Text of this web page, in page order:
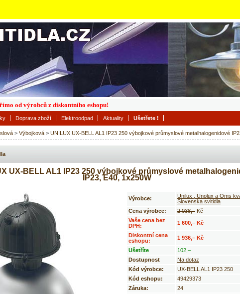
> Výbojková > UNILUX UX-BELL AL1 IP23 250 výbojkové průmyslové metalhalogenidové
UX-BELL AL1 IP23 250 výbojkové průmyslové
IP23, E40, 1x250W
Výrobce:
Unilux , Unolux a Oms
Slovenska svitidla
Cena výrobce:
2 038,– Kč
Vaše cena bez
DPH:
1 600,– Kč
Diskontní cena
eshopu:
1 936,– Kč
Ušetříte
102,–
Dostupnost
Na dotaz
Kód výrobce:
UX-BELL AL1 IP23 250
Kód eshopu:
49429373
Záruka:
24
Doprava zboží Elektroodpad Aktuality Ušetřete !
od výrobců z diskontního eshopu!